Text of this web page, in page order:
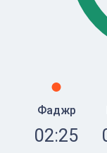
Фаджр
02:25